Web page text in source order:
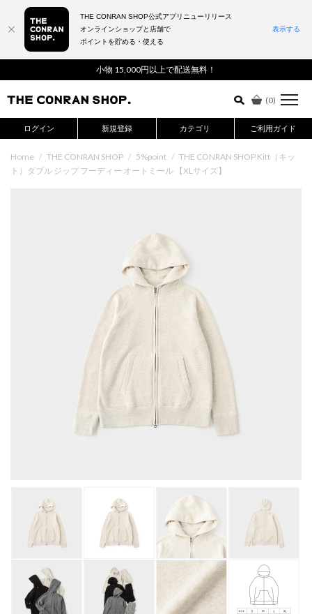
小物 15,000円以上で配送無料！
(0)
ログイン 新規登録 カテゴリ ご利用ガイド
詳細検索はこちら
Home / THE CONRAN SHOP / 5%point / THE CONRAN SHOP Kitt（キッ
ト）ダブル ジップ フーディー オートミール 【XLサイズ】
THE CONRAN SHOP公式アプリニューリリース
オンラインショップと店舗で
ポイントを貯める・使える
表示する